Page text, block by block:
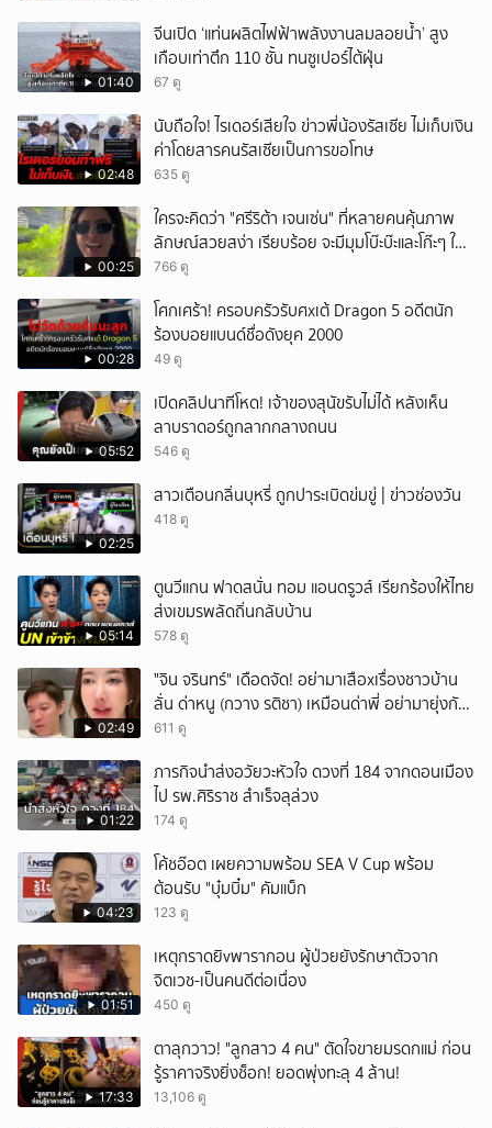
01:40
จีนเปิด ‘แท่นผลิตไฟฟ้าพลังงานลมลอยน้ำ’ สูง
เกือบเท่าตึก 110 ชั้น ทนซูเปอร์ไต้ฝุ่น
67 ดู
02:48
นับถือใจ! ไรเดอร์เสียใจ ข่าวพี่น้องรัสเซีย ไม่เก็บเงิน
ค่าโดยสารคนรัสเซียเป็นการขอโทษ
635 ดู
00:25
ใครจะคิดว่า "ศรีริต้า เจนเซ่น" ที่หลายคนคุ้นภาพ
ลักษณ์สวยสง่า เรียบร้อย จะมีมุมโบ๊ะบ๊ะและโก๊ะๆ ให้
ได้อมยิ้มเหมือนกัน งานนี้ทำเอาแฟนๆ ทั้งเอ็นดูทั้ง
766 ดู
00:28
โศกเศร้า! ครอบครัวรับศxเต้ Dragon 5 อดีตนัก
ร้องบอยแบนด์ชื่อดังยุค 2000
49 ดู
05:52
เปิดคลิปนาทีโหด! เจ้าของสุนัขรับไม่ได้ หลังเห็น
ลาบราดอร์ถูกลากกลางถนน
546 ดู
02:25
สาวเตือนกลิ่นบุหรี่ ถูกปาระเบิดข่มขู่ | ข่าวช่องวัน
418 ดู
05:14
ตูนวีแกน ฟาดสนั่น ทอม แอนดรูวส์ เรียกร้องให้ไทย
ส่งเขมรพลัดถิ่นกลับบ้าน
578 ดู
02:49
ั่"จิน จรินทร์" เดือดจัด! อย่ามาเสือxเรื่องชาวบ้าน
ลั่น ด่าหนู (กวาง รติชา) เหมือนด่าพี่ อย่ามายุ่งกับ
คนของผม จบ!!!
611 ดู
01:22
ภารกิจนำส่งอวัยวะหัวใจ ดวงที่ 184 จากดอนเมือง
ไป รพ.ศิริราช สำเร็จลุล่วง
174 ดู
04:23
โค้ชอ๊อต เผยความพร้อม SEA V Cup พร้อม
ต้อนรับ "บุ๋มบิ๋ม" คัมแบ็ก
123 ดู
01:51
เหตุกราดยิvพารากอน ผู้ป่วยยังรักษาตัวจาก
จิตเวช-เป็นคนดีต่อเนื่อง
450 ดู
17:33
ตาลุกวาว! "ลูกสาว 4 คน" ตัดใจขายมรดกแม่ ก่อน
รู้ราคาจริงยิ่งช็อก! ยอดพุ่งทะลุ 4 ล้าน!
13,106 ดู